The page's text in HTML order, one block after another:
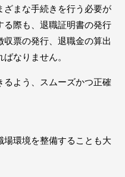
ざまな手続きを行う必要が
る際も、退職証明書の発行
票の発行、退職金の算出
なりません。
るよう、スムーズかつ正確
場環境を整備することも大